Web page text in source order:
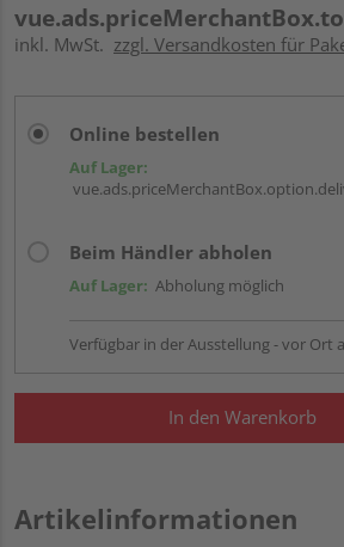
inkl. MwSt. zzgl. Versandkosten für
Online bestellen
Auf Lager:
Beim Händler abholen
Auf Lager: Abholung möglich
Verfügbar in der Ausstellung - vor Ort
In den Warenkorb
Artikelinformationen